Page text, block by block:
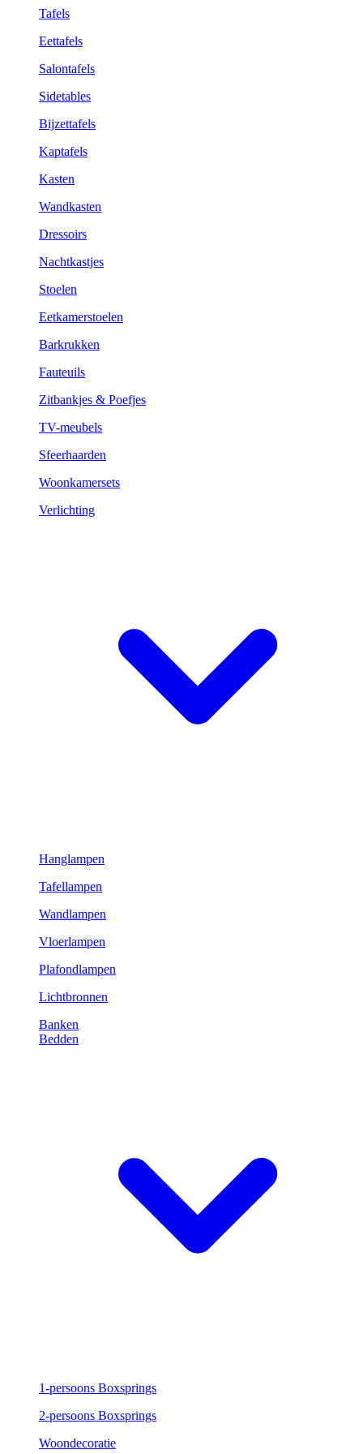
Tafels
Eettafels
Salontafels
Sidetables
Bijzettafels
Kaptafels
Kasten
Wandkasten
Dressoirs
Nachtkastjes
Stoelen
Eetkamerstoelen
Barkrukken
Fauteuils
Zitbankjes & Poefjes
TV-meubels
Sfeerhaarden
Woonkamersets
Verlichting
Hanglampen
Tafellampen
Wandlampen
Vloerlampen
Plafondlampen
Lichtbronnen
Banken
Bedden
1-persoons Boxsprings
2-persoons Boxsprings
Woondecoratie